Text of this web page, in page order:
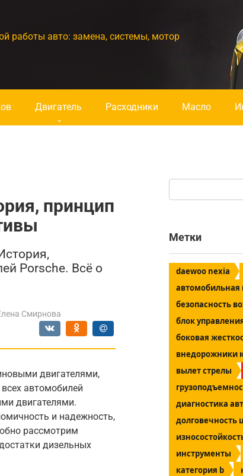
работы авто: замена, системы, мотор
Двигатель Расходники Масло
принцип
Porsche. Всё о
Смирнова
двигателями,
автомобилей
двигателями.
и надежность,
рассмотрим
дизельных
Метки
daewoo nexia
автомобильная
безопасность
блок
боковая
внедорожники
вылет стрелы
диагностика
долговечность
инструменты
категория b